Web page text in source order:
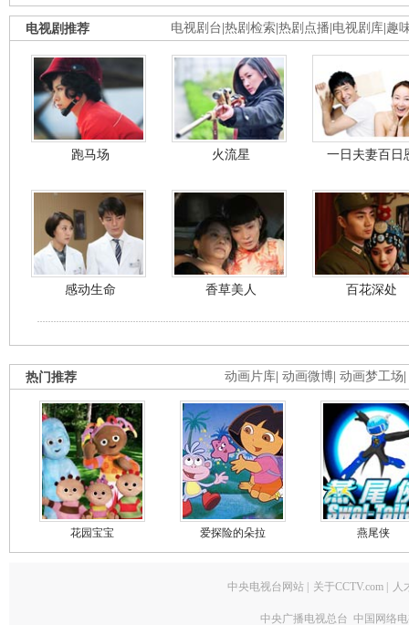
电视剧台 热剧检索 热剧点播 电视剧库 趣
电视剧推荐
跑马场 火流星 一日夫妻百日
感动生命 香草美人 百花深处
动画片库 动画微博 动画梦工场
热门推荐
花园宝宝 爱探险的朵拉 燕尾侠
中央电视台网站 关于CCTV.com 人
中央广播电视总台 中国网络